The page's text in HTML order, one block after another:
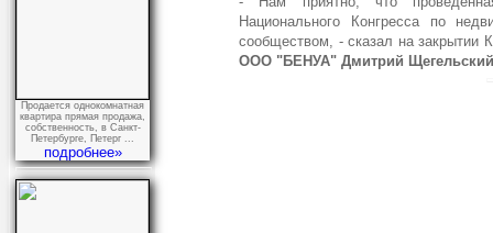
Продается однокомнатная
квартира прямая продажа,
собственность, в Санкт-
Петербурге, Петерг ...
подробнее»
Национального Конгресса по
сообществом, - сказал на закрытии
ООО "БЕНУА" Дмитрий Щегельский